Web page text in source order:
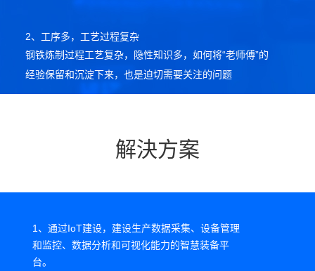
2、工序多，工艺过程复杂
钢铁炼制过程工艺复杂，隐性知识多，如何将“老师傅”的
经验保留和沉淀下来，也是迫切需要关注的问题
基于质量管理的要求，包括客户和钢企本身，都有对材料
质量追溯的需求。尤其是高强度材料，从原材料生产、炼
产品销售过程中，中间经过流程冗杂，消耗的资金成本增
加。销售利润率持续偏低，钢厂电商模式尚未普及。市场
解決方案
1、通过IoT建设，建设生产数据采集、设备管理
和监控、数据分析和可视化能力的智慧装备平
台。